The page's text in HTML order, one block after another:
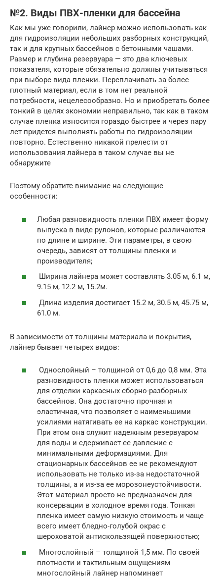
№2. Виды ПВХ-пленки для бассейна
Как мы уже говорили, лайнер можно использовать как
для гидроизоляции небольших разборных конструкций,
так и для крупных бассейнов с бетонными чашами.
Размер и глубина резервуара — это два ключевых
показателя, которые обязательно должны учитываться
при выборе вида пленки. Переплачивать за более
плотный материал, если в том нет реальной
потребности, нецелесообразно. Но и приобретать более
тонкий в целях экономии неправильно, так как в таком
случае пленка износится гораздо быстрее и через пару
лет придется выполнять работы по гидроизоляции
повторно. Естественно никакой прелести от
использования лайнера в таком случае вы не
обнаружите
Поэтому обратите внимание на следующие
особенности:
Любая разновидность пленки ПВХ имеет форму
выпуска в виде рулонов, которые различаются
по длине и ширине. Эти параметры, в свою
очередь, зависят от толщины пленки и
производителя;
Ширина лайнера может составлять 3.05 м, 6.1 м,
9.15 м, 12.2 м, 15.2м.
Длина изделия достигает 15.2 м, 30.5 м, 45.75 м,
61.0 м.
В зависимости от толщины материала и покрытия,
лайнер бывает четырех видов:
Однослойный – толщиной от 0,6 до 0,8 мм. Эта
разновидность пленки может использоваться
для отделки каркасных сборно-разборных
бассейнов. Она достаточно прочная и
эластичная, что позволяет с наименьшими
усилиями натягивать ее на каркас конструкции.
При этом она служит надежным резервуаром
для воды и сдерживает ее давление с
минимальными деформациями. Для
стационарных бассейнов ее не рекомендуют
использовать не только из-за недостаточной
толщины, а и из-за ее морозонеустойчивости.
Этот материал просто не предназначен для
консервации в холодное время года. Тонкая
пленка имеет самую низкую стоимость и чаще
всего имеет бледно-голубой окрас с
шероховатой антискользящей поверхностью;
Многослойный – толщиной 1,5 мм. По своей
плотности и тактильным ощущениям
многослойный лайнер напоминает